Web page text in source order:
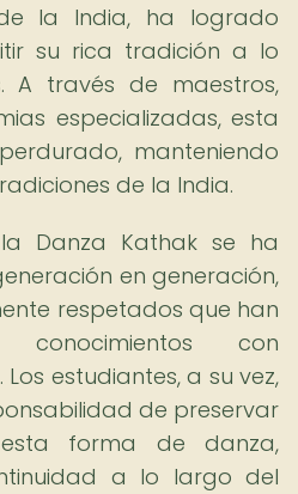
la India, ha logrado
su rica tradición a lo
A través de maestros,
especializadas, esta
manteniendo
de la India.
Danza Kathak se ha
en generación,
respetados que han
con
estudiantes, a su vez,
de preservar
forma de danza,
a lo largo del